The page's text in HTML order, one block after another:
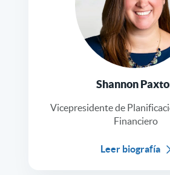
Shannon
Vicepresidente de
Financiero
Leer biografía